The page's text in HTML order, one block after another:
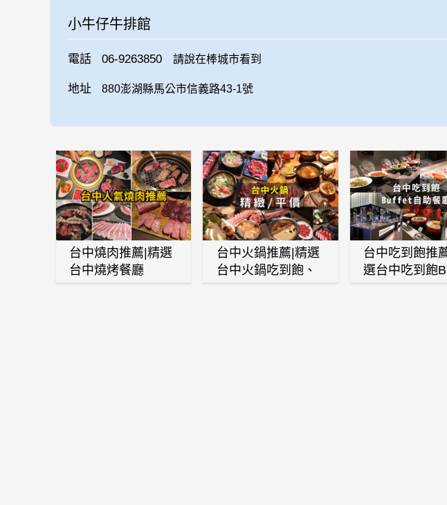
小牛仔牛排館
電話 06-9263850 請說在棒城市看到
地址 880澎湖縣馬公市信義路43-1號
台中燒肉推薦|精選
台中燒烤餐廳
台中火鍋推薦|精選
台中火鍋吃到飽、
台中吃到飽推
選台中吃到飽